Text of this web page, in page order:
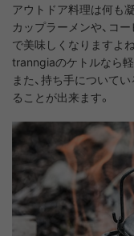
アウトドア料理は何も
カップラーメンや、コ
で美味しくなりますよね
tranngiaのケトルなら軽
また、持ち手について
ることが出来ます。